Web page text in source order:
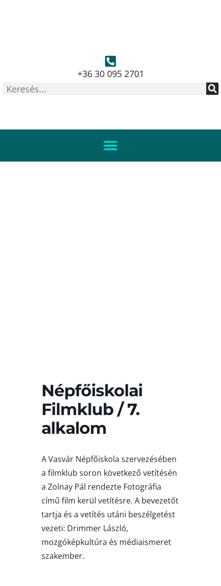
+36 30 095 2701
Népfőiskolai
Filmklub / 7.
alkalom
A Vasvár Népfőiskola szervezésében
a filmklub soron következő vetítésén
a Zolnay Pál rendezte Fotográfia
című film kerül vetítésre. A bevezetőt
tartja és a vetítés utáni beszélgetést
vezeti: Drimmer László,
mozgóképkultúra és médiaismeret
szakember.